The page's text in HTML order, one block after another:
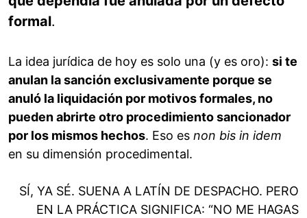
formal.
La idea jurídica de hoy es solo una (y es oro): si te
anulan la sanción exclusivamente porque se
anuló la liquidación por motivos formales, no
pueden abrirte otro procedimiento sancionador
por los mismos hechos. Eso es non bis in idem
en su dimensión procedimental.
SÍ, YA SÉ. SUENA A LATÍN DE DESPACHO. PERO
EN LA PRÁCTICA SIGNIFICA: “NO ME HAGAS